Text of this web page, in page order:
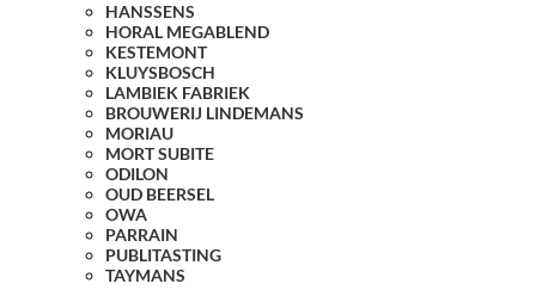
HANSSENS
HORAL MEGABLEND
KESTEMONT
KLUYSBOSCH
LAMBIEK FABRIEK
BROUWERIJ LINDEMANS
MORIAU
MORT SUBITE
ODILON
OUD BEERSEL
OWA
PARRAIN
PUBLITASTING
TAYMANS